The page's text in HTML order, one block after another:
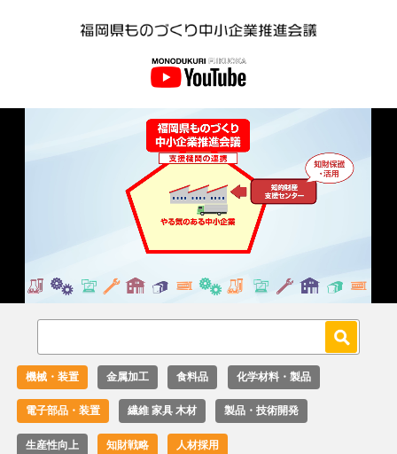
Unmute Loaded:
機械・装置 金属加工 食料品 化学材料・製品
電子部品・装置 繊維 家具 木材 製品・技術開発
生産性向上 知財戦略 人材採用